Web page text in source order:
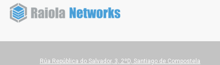
Rúa República do Salvador, 3, 2ºD, Santiago de Compostela